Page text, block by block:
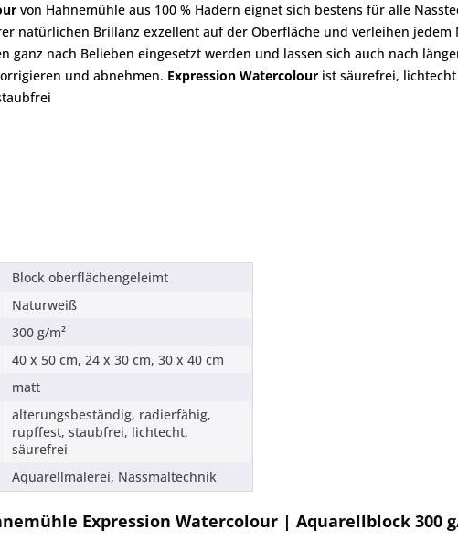
von Hahnemühle aus 100 % Hadern eignet sich bestens für alle
natürlichen Brillanz exzellent auf der Oberfläche und verleihen jedem
ganz nach Belieben eingesetzt werden und lassen sich auch nach
und abnehmen. Expression Watercolour ist säurefrei,
Block oberflächengeleimt
Naturweiß
300 g/m²
40 x 50 cm, 24 x 30 cm, 30 x 40 cm
matt
alterungsbeständig, radierfähig,
rupffest, staubfrei, lichtecht,
säurefrei
Aquarellmalerei, Nassmaltechnik
Expression Watercolour | Aquarellblock 300